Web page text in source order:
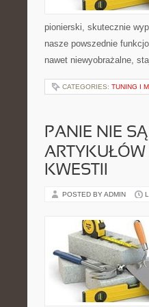
pionierski, skutecznie
nasze powszednie
nawet niewyobrażalne,
CATEGORIES: TUNING I
PANIE NIE
ARTYKUŁÓW
KWESTII
POSTED BY ADMIN